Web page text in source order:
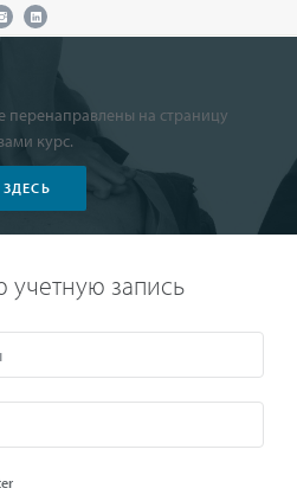
перенаправлены на страницу
курс.
учетную запись